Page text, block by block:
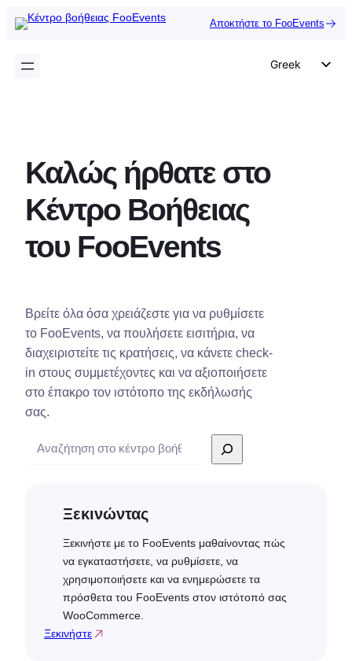
Μετάβαση
στο
Αποκτήστε το FooEvents
Greek
Spanish
Καλώς ήρθατε στο
Κέντρο Βοήθειας
του FooEvents
Βρείτε όλα όσα χρειάζεστε για να ρυθμίσετε
το FooEvents, να πουλήσετε εισιτήρια, να
διαχειριστείτε τις κρατήσεις, να κάνετε check-
in στους συμμετέχοντες και να αξιοποιήσετε
στο έπακρο τον ιστότοπο της εκδήλωσής
σας.
Αναζήτηση
Ξεκινώντας
Ξεκινήστε με το FooEvents μαθαίνοντας πώς
να εγκαταστήσετε, να ρυθμίσετε, να
χρησιμοποιήσετε και να ενημερώσετε τα
πρόσθετα του FooEvents στον ιστότοπό σας
WooCommerce.
Ξεκινήστε